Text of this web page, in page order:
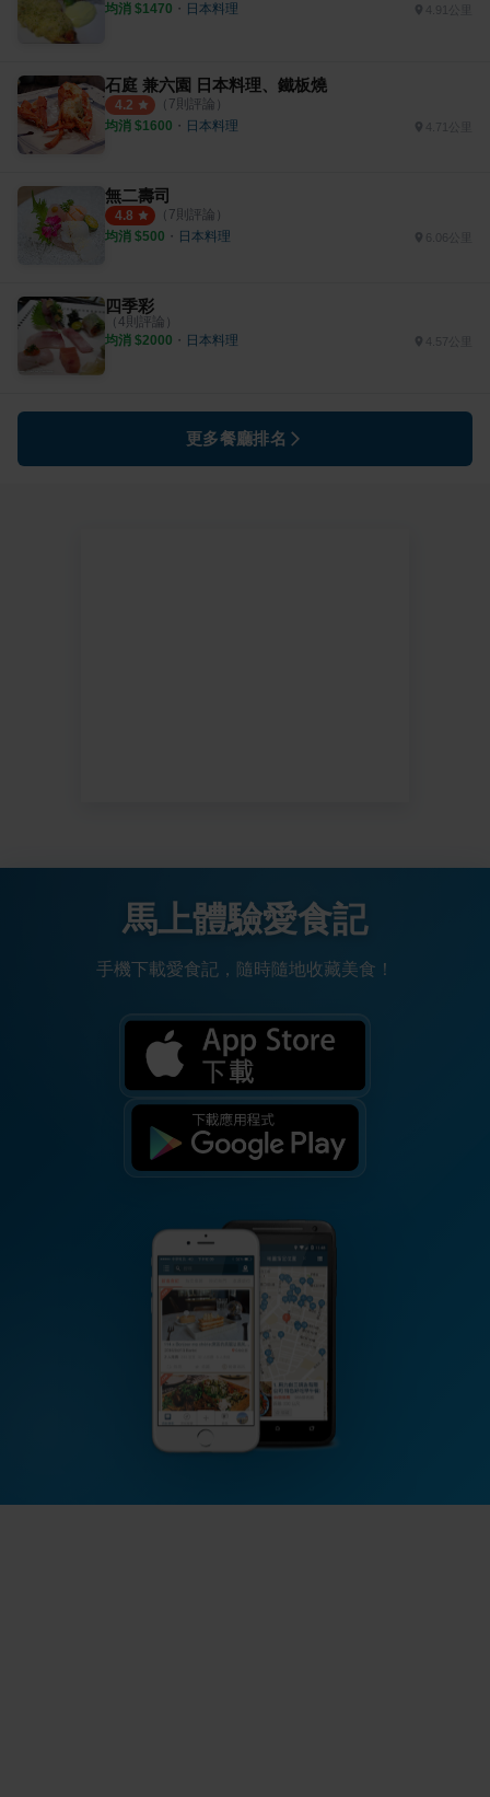
均消 $1470 ・ 日本料理 4.91公里
石庭 兼六園 日本料理、鐵板燒
4.2 （ 7則評論）
均消 $1600 ・ 日本料理 4.71公里
無二壽司
4.8 （ 7則評論）
均消 $500 ・ 日本料理
四季彩
（ 4則評論）
均消 $2000 ・ 日本料理 4.57公里
更多餐廳排名
馬上體驗愛食記
手機下載愛食記，隨時隨地收藏美食！